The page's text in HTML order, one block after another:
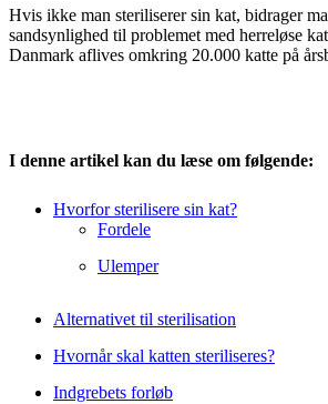
Hvis ikke man steriliserer sin kat, bidrager
sandsynlighed til problemet med herreløse
Danmark aflives omkring 20.000 katte på
I denne artikel kan du læse om følgende:
Hvorfor sterilisere sin kat?
Fordele
Ulemper
Alternativet til sterilisation
Hvornår skal katten steriliseres?
Indgrebets forløb